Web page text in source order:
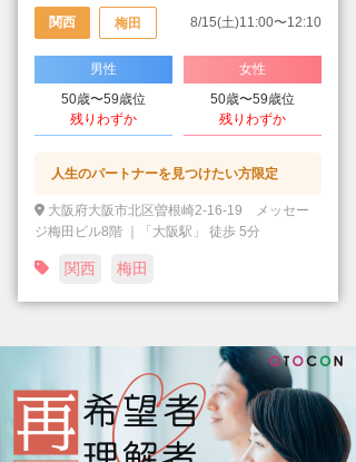
関西 梅田 8/15(土)11:00〜12:10
男性
50歳〜59歳位
残りわずか
女性
50歳〜59歳位
残りわずか
人生のパートナーを見つけたい方限定
大阪府大阪市北区曽根崎2-16-19 メッセー
ジ梅田ビル8階 ｜「大阪駅」 徒歩 5分
関西 梅田